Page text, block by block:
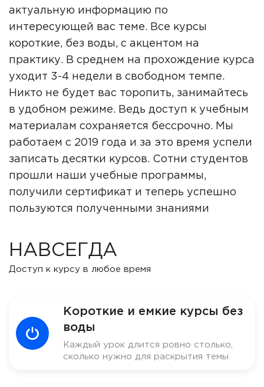
актуальную информацию по
интересующей вас теме. Все курсы
короткие, без воды, с акцентом на
практику. В среднем на прохождение курса
уходит 3-4 недели в свободном темпе.
Никто не будет вас торопить, занимайтесь
в удобном режиме. Ведь доступ к учебным
материалам сохраняется бессрочно. Мы
работаем с 2019 года и за это время успели
записать десятки курсов. Сотни студентов
прошли наши учебные программы,
получили сертификат и теперь успешно
пользуются полученными знаниями
НАВСЕГДА
Доступ к курсу в любое время
Короткие и емкие курсы без
воды
Каждый урок длится ровно столько,
сколько нужно для раскрытия темы